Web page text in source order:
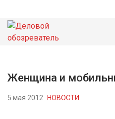
НОВОСТИ
Женщина и
5 мая 2012 НОВОСТИ